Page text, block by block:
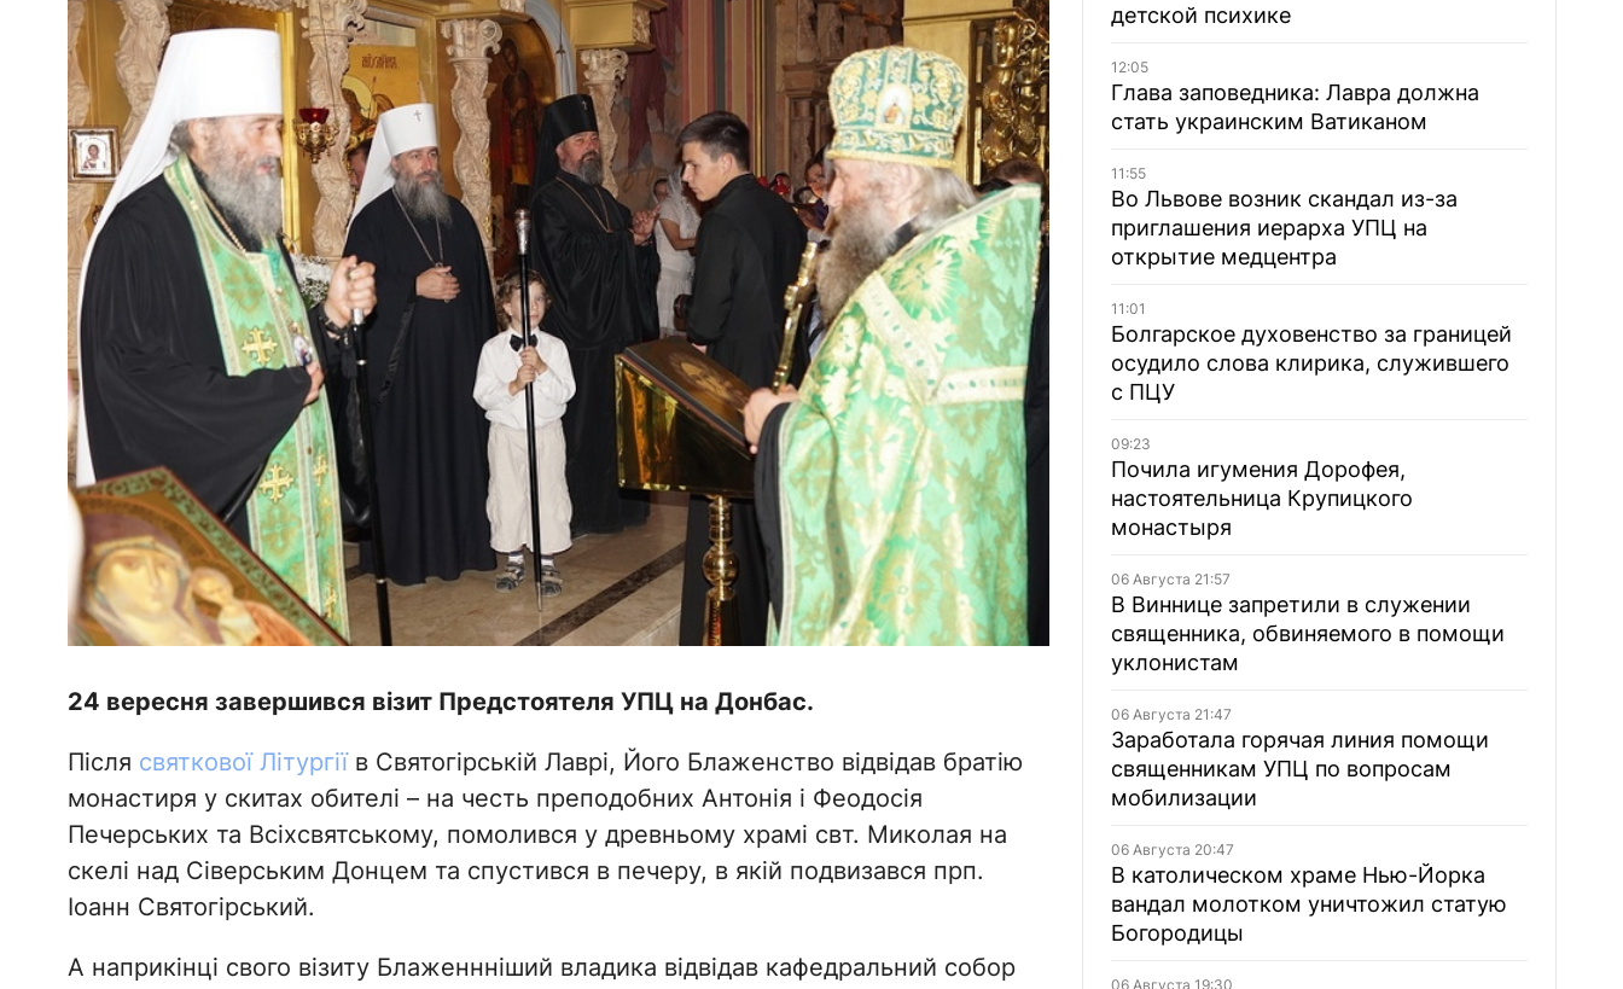
24 вересня завершився візит Предстоятеля УПЦ на Донбас.
Після святкової Літургіїв Святогірській Лаврі, Його Блаженство відвідав братію
монастиря у скитах обителі – на честь преподобних Антонія і Феодосія
Печерських та Всіхсвятському, помолився у древньому храмі свт. Миколая на
скелі над Сіверським Донцем та спустився в печеру, в якій подвизався прп.
Іоанн Святогірський.
А наприкінці свого візиту Блаженнніший владика відвідав кафедральний собор
детской психике
12:05
Глава заповедника: Лавра должна
стать украинским Ватиканом
11:55
Во Львове возник скандал из-за
приглашения иерарха УПЦ на
открытие медцентра
11:01
Болгарское духовенство за границей
осудило слова клирика, служившего
с ПЦУ
09:23
Почила игумения Дорофея,
настоятельница Крупицкого
монастыря
06 Августа 21:57
В Виннице запретили в служении
священника, обвиняемого в помощи
уклонистам
06 Августа 21:47
Заработала горячая линия помощи
священникам УПЦ по вопросам
мобилизации
06 Августа 20:47
В католическом храме Нью-Йорка
вандал молотком уничтожил статую
Богородицы
06 Августа 19:30